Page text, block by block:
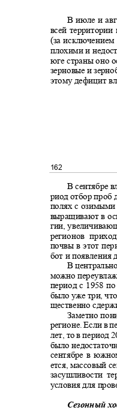
В июле и
всей
(за исключением
плохими и
юге страны оно
зерновые и
этому дефицит
162
В сентябре
риод отбор проб
полях с
выращивают в
гии,
регионов
почвы в этот
бот и появления
В центрально
можно
период с 1958
было уже три,
щественно
Заметно
регионе. Если в
лет, то в период
было
сентябре в
ется, массовый
засушливости
условия для
Сезонный